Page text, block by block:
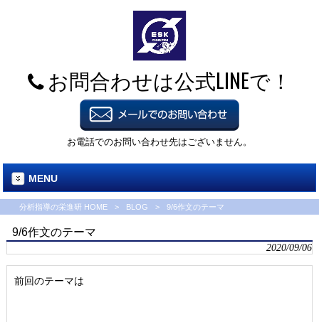
お問合わせは公式LINEで！
お電話でのお問い合わせ先はございません。
MENU
分析指導の栄進研 HOME > BLOG > 9/6作文のテーマ
9/6作文のテーマ
2020/09/06
前回のテーマは